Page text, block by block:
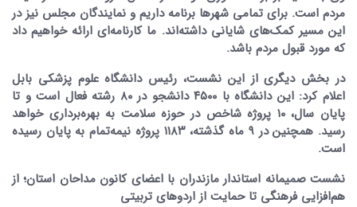
مردم است. برای تمامی شهرها برنامه داریم و نمایندگان مجلس نیز در
این مسیر کمک‌های شایانی داشته‌اند. ما کارنامه‌ای ارائه خواهیم داد
که مورد قبول مردم باشد.
در بخش دیگری از این نشست، رئیس دانشگاه علوم پزشکی بابل
اعلام کرد: این دانشگاه با ۴۵۰۰ دانشجو در ۸۰ رشته فعال است و تا
پایان سال، ۱۰ پروژه شاخص در حوزه سلامت به بهره‌برداری خواهد
رسید. همچنین در ۹ ماه گذشته، ۱۱۸۳ پروژه نیمه‌تمام به پایان رسیده
است.
نشست صمیمانه استاندار مازندران با اعضای کانون مداحان استان؛ از
هم‌افزایی فرهنگی تا حمایت از اردوهای تربیتی